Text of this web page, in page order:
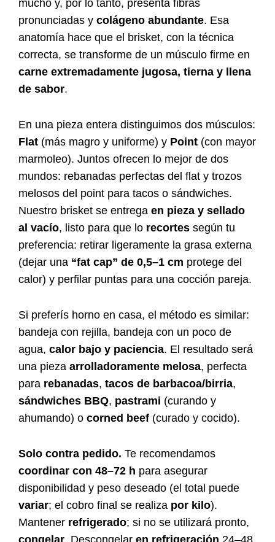
mucho y, por lo tanto, presenta fibras
pronunciadas y colágeno abundante. Esa
anatomía hace que el brisket, con la técnica
correcta, se transforme de un músculo firme en
carne extremadamente jugosa, tierna y llena
de sabor.
En una pieza entera distinguimos dos músculos:
Flat (más magro y uniforme) y Point (con mayor
marmoleo). Juntos ofrecen lo mejor de dos
mundos: rebanadas perfectas del flat y trozos
melosos del point para tacos o sándwiches.
Nuestro brisket se entrega en pieza y sellado
al vacío, listo para que lo recortes según tu
preferencia: retirar ligeramente la grasa externa
(dejar una “fat cap” de 0,5–1 cm protege del
calor) y perfilar puntas para una cocción pareja.
Si preferís horno en casa, el método es similar:
bandeja con rejilla, bandeja con un poco de
agua, calor bajo y paciencia. El resultado será
una pieza arrolladoramente melosa, perfecta
para rebanadas, tacos de barbacoa/birria,
sándwiches BBQ, pastrami (curando y
ahumando) o corned beef (curado y cocido).
Solo contra pedido. Te recomendamos
coordinar con 48–72 h para asegurar
disponibilidad y peso deseado (el total puede
variar; el cobro final se realiza por kilo).
Mantener refrigerado; si no se utilizará pronto,